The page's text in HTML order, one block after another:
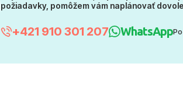
požiadavky, pomôžem vám naplánovať
+421 910 301 207 WhatsApp